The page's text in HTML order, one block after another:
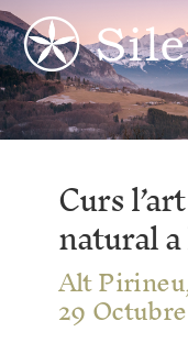
Skip
to
content
Curs
natural
Alt
29